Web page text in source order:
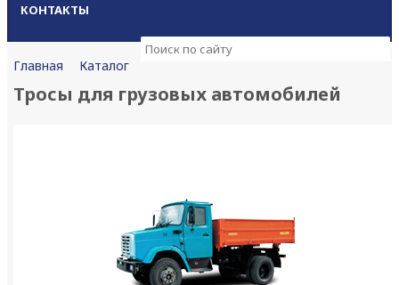
КОНТАКТЫ
Главная Каталог
Тросы для грузовых автомобилей